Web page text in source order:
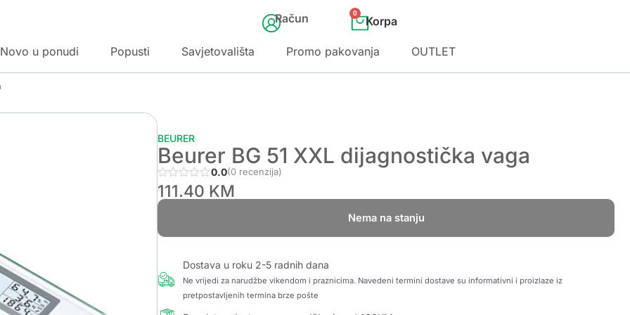
Račun 0
Novo u ponudi Popusti Savjetovališta Promo pakovanja OUTLET
BEURER
Beurer BG 51 XXL dijagnostička vaga
0.0(0 recenzija)
111.40 KM
Nema na stanju
Dostava u roku 2-5 radnih dana
Ne vrijedi za narudžbe vikendom i praznicima. Navedeni termini dostave su informativni i proizlaze iz
pretpostavljenih termina brze pošte